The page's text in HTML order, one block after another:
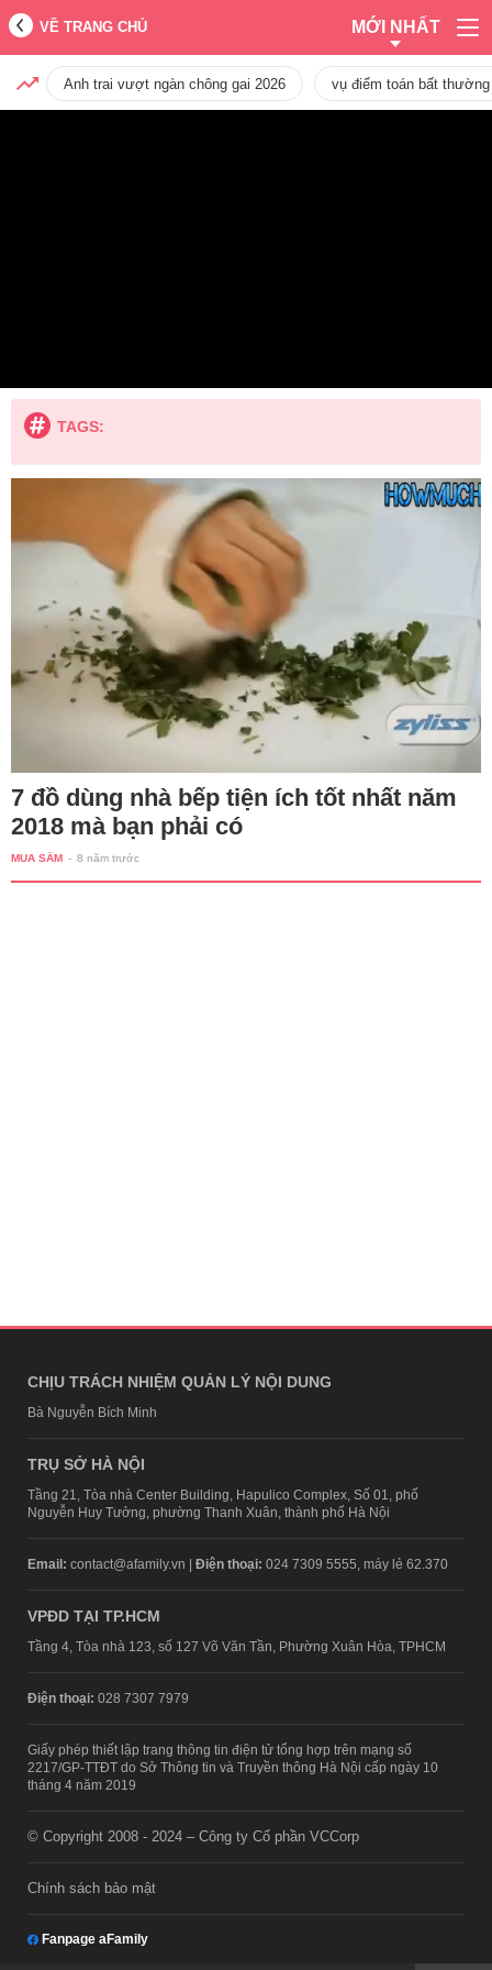
VỀ TRANG CHỦ MỚI NHẤT
Anh trai vượt ngàn chông gai 2026 vụ điểm toán bất
TAGS:
7 đồ dùng nhà bếp tiện ích tốt nhất năm
2018 mà bạn phải có
MUA SẮM - 8 năm trước
CHỊU TRÁCH NHIỆM QUẢN LÝ NỘI DUNG
Bà Nguyễn Bích Minh
TRỤ SỞ HÀ NỘI
Tầng 21, Tòa nhà Center Building, Hapulico Complex, Số 01, phố
Nguyễn Huy Tưởng, phường Thanh Xuân, thành phố Hà Nội
Email: contact@afamily.vn | Điện thoại: 024 7309 5555, máy lẻ 62.370
VPĐD TẠI TP.HCM
Tầng 4, Tòa nhà 123, số 127 Võ Văn Tần, Phường Xuân Hòa, TPHCM
Điện thoại: 028 7307 7979
Giấy phép thiết lập trang thông tin điện tử tổng hợp trên mạng số
2217/GP-TTĐT do Sở Thông tin và Truyền thông Hà Nội cấp ngày 10
tháng 4 năm 2019
© Copyright 2008 - 2024 – Công ty Cổ phần VCCorp
Chính sách bảo mật
Fanpage aFamily